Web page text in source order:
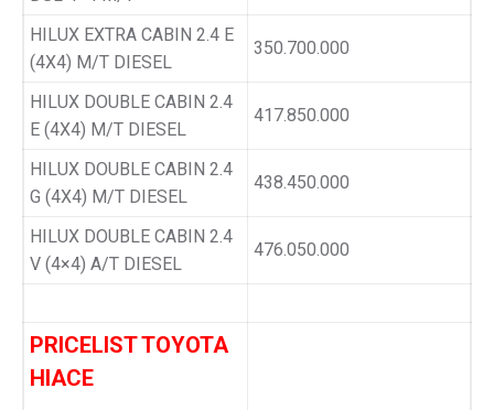
HILUX EXTRA CABIN 2.4 E
(4X4) M/T DIESEL
350.700.000
HILUX DOUBLE CABIN 2.4
E (4X4) M/T DIESEL
417.850.000
HILUX DOUBLE CABIN 2.4
G (4X4) M/T DIESEL
438.450.000
HILUX DOUBLE CABIN 2.4
V (4×4) A/T DIESEL
476.050.000
PRICELIST TOYOTA
HIACE